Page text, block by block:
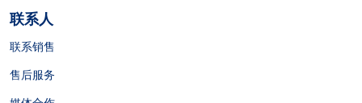
联系人
联系销售
售后服务